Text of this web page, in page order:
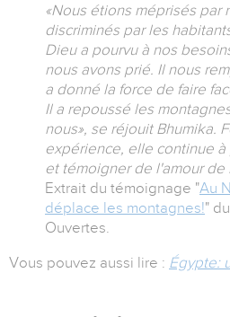
«Nous étions méprisés par
discriminés par les
Dieu a pourvu à nos
nous avons prié. Il nous
a donné la force de faire
Il a repoussé les
nous», se réjouit Bhumika.
expérience, elle continue
et témoigner de l'amour de
Extrait du témoignage "Au
déplace les montagnes!"
Ouvertes.
Vous pouvez aussi lire : Égypte: